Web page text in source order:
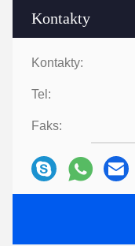
Kontakty
Kontakty:
Tel:
Faks: